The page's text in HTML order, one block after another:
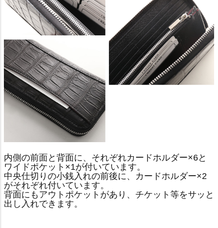
内側の前面と背面に、それぞれカードホルダー×6と
ワイドポケット×1が付いています。
中央仕切りの小銭入れの前後に、カードホルダー×2
がそれぞれ付いています。
背面にもアウトポケットがあり、チケット等をサッと
出し入れできます。